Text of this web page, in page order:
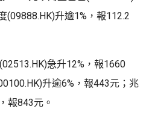
(09888.HK)升逾1%，報112.2
急升12%，報1660
升逾6%，報443元；兆
報843元。